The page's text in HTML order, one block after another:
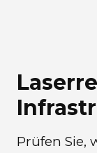
Prüfen Sie,